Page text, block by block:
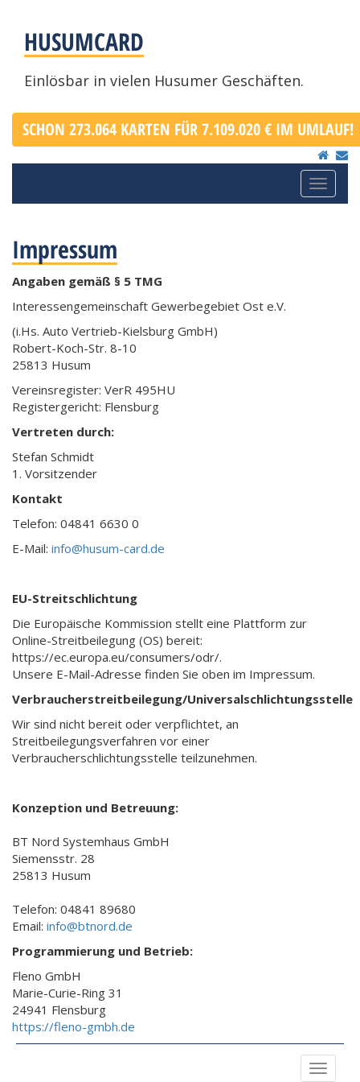
HUSUMCARD
Einlösbar in vielen Husumer Geschäften.
SCHON 273.064 KARTEN FÜR 7.109.020 € IM UMLAUF!
Toggle
Impressum
Angaben gemäß § 5 TMG
Interessengemeinschaft Gewerbegebiet Ost e.V.
(i.Hs. Auto Vertrieb-Kielsburg GmbH)
Robert-Koch-Str. 8-10
25813 Husum
Vereinsregister: VerR 495HU
Registergericht: Flensburg
Vertreten durch:
Stefan Schmidt
1. Vorsitzender
Kontakt
Telefon: 04841 6630 0
E-Mail: info@husum-card.de
EU-Streitschlichtung
Die Europäische Kommission stellt eine Plattform zur
Online-Streitbeilegung (OS) bereit:
https://ec.europa.eu/consumers/odr/.
Unsere E-Mail-Adresse finden Sie oben im Impressum.
Verbraucherstreitbeilegung/Universalschlichtungsstelle
Wir sind nicht bereit oder verpflichtet, an
Streitbeilegungsverfahren vor einer
Verbraucherschlichtungsstelle teilzunehmen.
Konzeption und Betreuung:
BT Nord Systemhaus GmbH
Siemensstr. 28
25813 Husum
Telefon: 04841 89680
Email: info@btnord.de
Programmierung und Betrieb:
Fleno GmbH
Marie-Curie-Ring 31
24941 Flensburg
https://fleno-gmbh.de
Toggle